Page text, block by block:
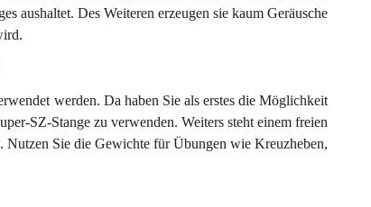
aushaltet. Des Weiteren erzeugen sie kaum Geräusche
werden. Da haben Sie als erstes die Möglichkeit
SZ-Stange zu verwenden. Weiters steht einem freien
Nutzen Sie die Gewichte für Übungen wie Kreuzheben,